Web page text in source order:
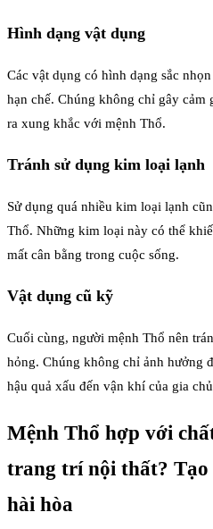
Hình dạng vật dụng
Các vật dụng có hình dạng sắc
hạn chế. Chúng không chỉ gây cảm
ra xung khắc với mệnh Thổ.
Tránh sử dụng kim loại lạnh
Sử dụng quá nhiều kim loại lạnh
Thổ. Những kim loại này có thể
mất cân bằng trong cuộc sống.
Vật dụng cũ kỹ
Cuối cùng, người mệnh Thổ nên
hỏng. Chúng không chỉ ảnh hưởng
hậu quả xấu đến vận khí của gia
Mệnh Thổ hợp với
trang trí nội thất? Tạo
hài hòa